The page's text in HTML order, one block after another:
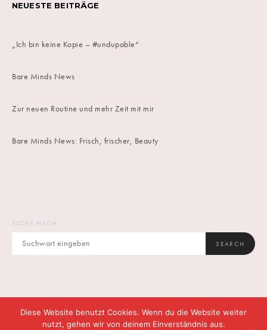
NEUESTE BEITRÄGE
„Ich bin keine Kopie – #undupable“
Bare Minds News
Zur neuen Routine und mehr Zeit mit mir
Bare Minds News: Frisch, frischer, Beauty
SUCHE NACH:
SEARCH
DATENSCHUTZ CONTACT
Diese Website benutzt Cookies. Wenn du die Website weiter
nutzt, gehen wir von deinem Einverständnis aus.